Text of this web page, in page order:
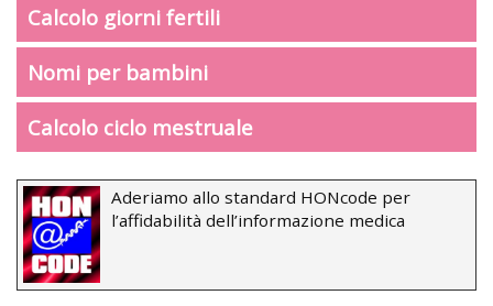
Calcolo giorni fertili
Nomi per bambini
Calcolo ciclo mestruale
Aderiamo allo standard HONcode per
l’affidabilità dell’informazione medica